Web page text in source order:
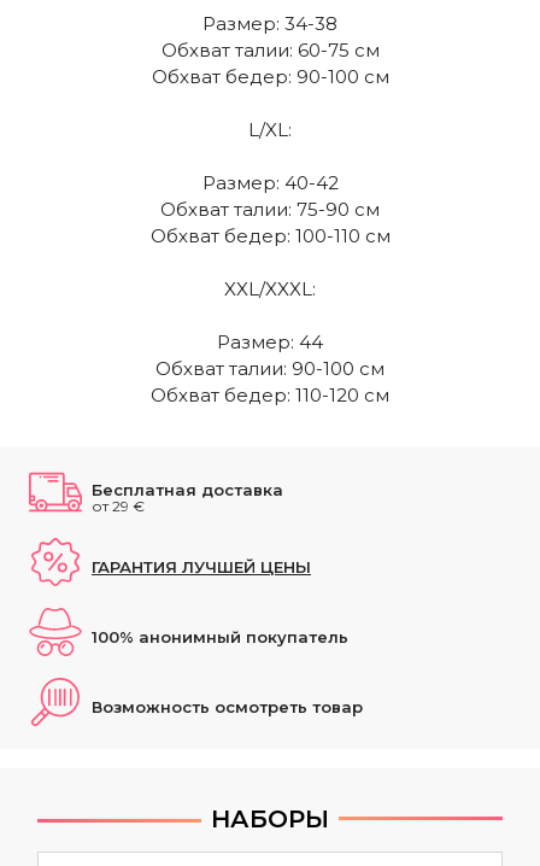
Размер: 34-38
Обхват талии: 60-75 см
Обхват бедер: 90-100 см
L/XL:
Размер: 40-42
Обхват талии: 75-90 см
Обхват бедер: 100-110 см
XXL/XXXL:
Размер: 44
Обхват талии: 90-100 см
Обхват бедер: 110-120 см
Бесплатная доставка
от 29 €
ГАРАНТИЯ ЛУЧШЕЙ ЦЕНЫ
100% анонимный покупатель
Возможность осмотреть товар
НАБОРЫ